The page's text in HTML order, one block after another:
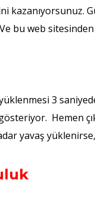
kazanıyorsunuz.
bu web
3
Hemen
yavaş